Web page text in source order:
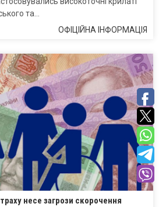
та…
ОФІЦІЙНА ІНФОРМАЦІЯ
несе загрози скорочення